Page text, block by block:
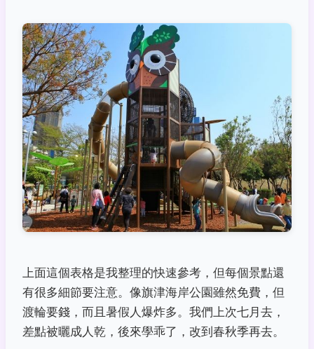
上面這個表格是我整理的快速參考，但每個景點還
有很多細節要注意。像旗津海岸公園雖然免費，但
渡輪要錢，而且暑假人爆炸多。我們上次七月去，
差點被曬成人乾，後來學乖了，改到春秋季再去。